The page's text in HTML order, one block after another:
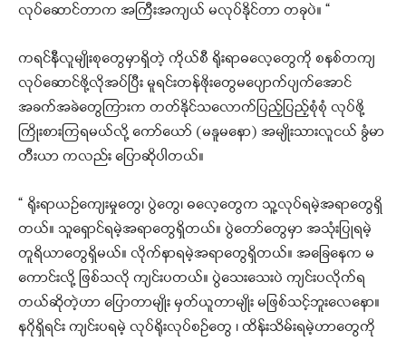
လုပ်ဆောင်တာက အကြီးအကျယ် မလုပ်နိုင်တာ တခုပဲ။ “
ကရင်နီလူမျိုးစုတွေမှာရှိတဲ့ ကိုယ်စီ ရိုးရာဓလေ့တွေကို စနစ်တကျ
လုပ်ဆောင်ဖို့လိုအပ်ပြီး မူရင်းတန်ဖိုးတွေမပျောက်ပျက်အောင်
အခက်အခဲတွေကြားက တတ်နိုင်သလောက်ပြည့်ပြည့်စုံစုံ လုပ်ဖို့
ကြိုးစားကြရမယ်လို့ ကော်ယော် (မနူမနော) အမျိုးသားလူငယ် ခွံမာ
တီးယာ ကလည်း ပြောဆိုပါတယ်။
“ ရိုးရာယဉ်ကျေးမှုတွေ၊ ပွဲတွေ၊ ဓလေ့တွေက သူ့လုပ်ရမဲ့အရာတွေရှိ
တယ်။ သူရှောင်ရမဲ့အရာတွေရှိတယ်။ ပွဲတော်တွေမှာ အသုံးပြုရမဲ့
တူရိယာတွေရှိမယ်။ လိုက်နာရမဲ့အရာတွေရှိတယ်။ အခြေနေက မ
ကောင်းလို့ ဖြစ်သလို ကျင်းပတယ်။ ပွဲသေးသေးပဲ ကျင်းပလိုက်ရ
တယ်ဆိုတဲ့ဟာ ပြောတာမျိုး မှတ်ယူတာမျိုး မဖြစ်သင့်ဘူးလေနော။
နဂိုရှိရင်း ကျင်းပရမဲ့ လုပ်ရိုးလုပ်စဉ်တွေ ၊ ထိန်းသိမ်းရမဲ့ဟာတွေကို